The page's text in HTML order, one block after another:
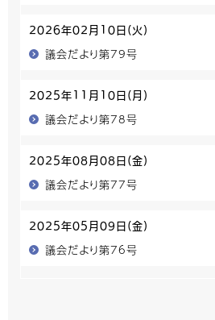
2026年02月10日(火)
議会だより第79号
2025年11月10日(月)
議会だより第78号
2025年08月08日(金)
議会だより第77号
2025年05月09日(金)
議会だより第76号